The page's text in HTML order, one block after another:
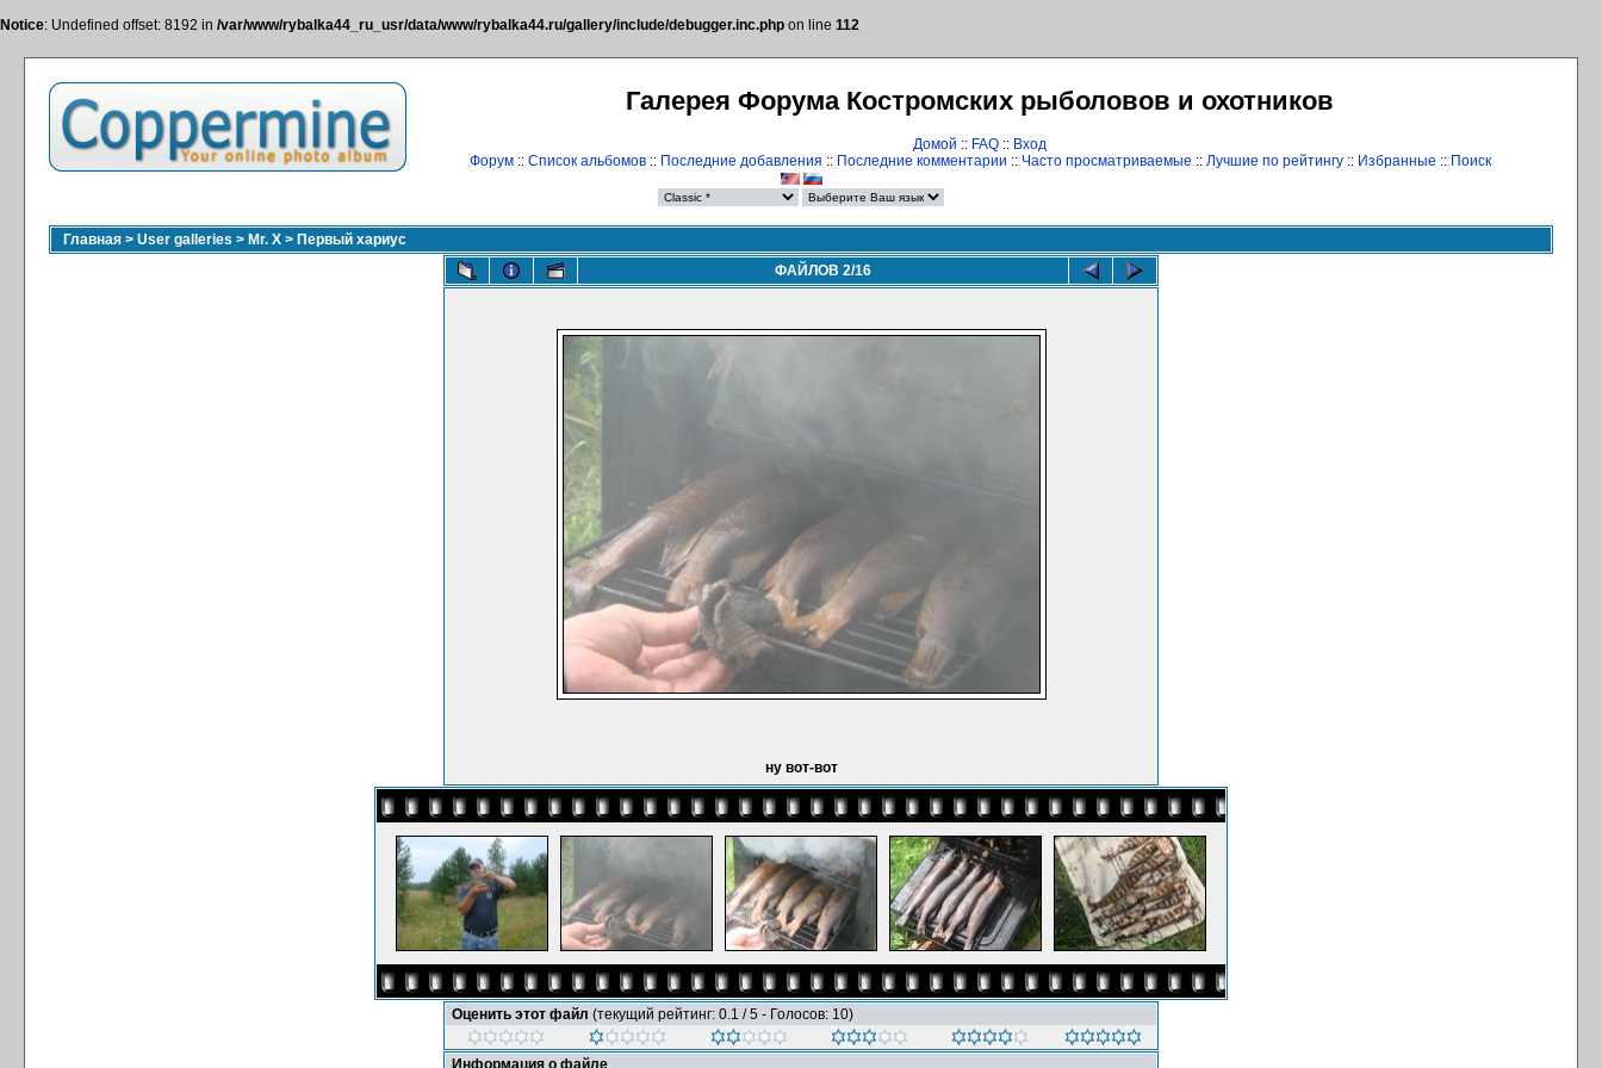
Notice: Undefined offset: 8192 in /var/www/rybalka44_ru_usr/data/www/rybalka44.ru/gallery/include/debugger.inc.php on line 112
Галерея Форума Костромских рыболовов и охотников
Домой :: FAQ :: Вход
Форум:: Список альбомов:: Последние добавления :: Последние комментарии :: Часто просматриваемые :: Лучшие по рейтингу:: Избранные :: Поиск
Главная > User galleries > Mr. X > Первый хариус
ФАЙЛОВ 2/16
ну вот-вот
Оценить этот файл (текущий рейтинг: 0.1 / 5 - Голосов: 10)
Информация о файле